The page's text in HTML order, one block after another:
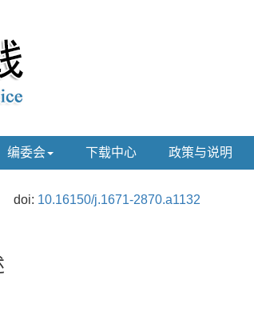
编委会 下载中心 政策与说明
doi: 10.16150/j.1671-2870.a1132